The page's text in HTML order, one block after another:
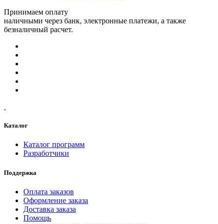
Принимаем оплату
наличными через банк, электронные платежи, а также
безналичный расчет.
Каталог
Каталог программ
Разработчики
Поддержка
Оплата заказов
Оформление заказа
Доставка заказа
Помощь